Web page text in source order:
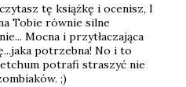
tę książkę i ocenisz, I
Tobie równie silne
Mocna i przytłaczająca
potrzebna! No i to
potrafi straszyć nie
;)